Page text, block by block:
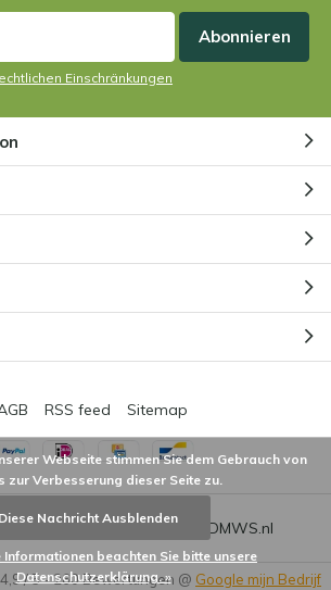
Abonnieren
Einschränkungen
byLightspeed- Theme by DMWS.nl
RSS feed Sitemap
4,9/5-260Bewertungen @ Google mijn Bedrijf
Webseite stimmen Sie dem Gebrauch von
zur Verbesserung dieser Seite zu.
Diese Nachricht Ausblenden
Informationen beachten Sie bitte unsere
Datenschutzerklärung. »